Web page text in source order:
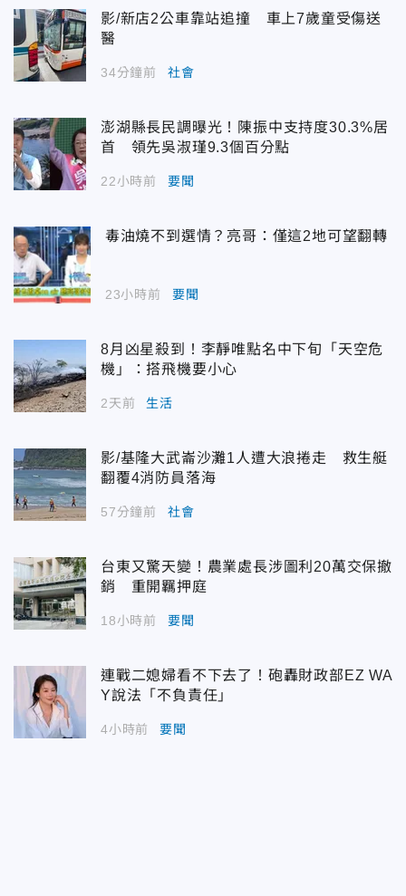
影/新店2公車靠站追撞 車上7歲童受傷送
醫
34分鐘前 社會
澎湖縣長民調曝光！陳振中支持度30.3%居
首 領先吳淑瑾9.3個百分點
22小時前 要聞
毒油燒不到選情？亮哥：僅這2地可望翻轉
23小時前 要聞
8月凶星殺到！李靜唯點名中下旬「天空危
機」：搭飛機要小心
2天前 生活
影/基隆大武崙沙灘1人遭大浪捲走 救生艇
翻覆4消防員落海
57分鐘前 社會
台東又驚天變！農業處長涉圖利20萬交保撤
銷 重開羈押庭
18小時前 要聞
連戰二媳婦看不下去了！砲轟財政部EZ WA
Y說法「不負責任」
4小時前 要聞